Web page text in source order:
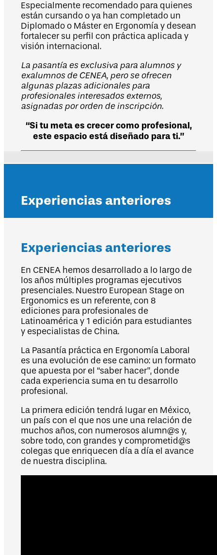
Especialmente recomendado para quienes
están cursando o ya han completado un
Diplomado o Máster en Ergonomía y desean
fortalecer su perfil con práctica aplicada y
visión internacional.
La pasantía es exclusiva para alumnos y
exalumnos de CENEA, pero se ofrecen
algunas plazas adicionales para
profesionales interesados externos,
asignadas por orden de inscripción.
“Si tu meta es crecer como profesional,
este espacio está diseñado para ti.”
Experiencias anteriores
Experiencias anteriores
En CENEA hemos desarrollado a lo largo de
los años múltiples programas ejecutivos
presenciales. Nuestro European Stage on
Ergonomics es un referente, con 8
ediciones para profesionales de
Latinoamérica y 1 edición para estudiantes
y especialistas de China.
La Pasantía práctica en Ergonomía Laboral
es una evolución de ese camino: un formato
que apuesta por el “saber hacer”, donde
cada experiencia suma en tu desarrollo
profesional.
La primera edición tendrá lugar en México,
un país con el que nos une una relación de
muchos años, con numerosos alumn@s y,
sobre todo, con grandes y comprometid@s
colegas que enriquecen día a día el avance
de nuestra disciplina.